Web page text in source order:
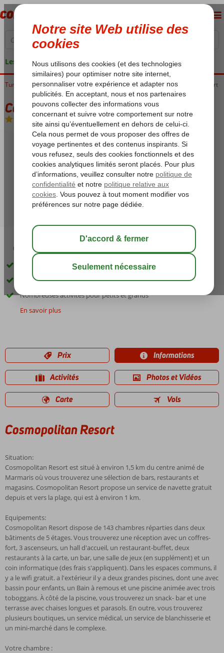
Les garanties de vacances
Turquie Côte Égéenne Marmaris Marmaris-Centrum Cosmopolitan Resort
Cosmopolitan Resort
All Inclusive-Hôtel
03:30 sauver
Deux grandes piscines dont une avec toboggans
Chambres spacieuses et confortables
Nombreuses activités pour petits et grands
En savoir plus
Prix Informations
Activités Photos et Vidéos
Carte Vols
Cosmopolitan Resort
Situation:
Cosmopolitan Resort est situé à environ 1,5 km du centre animé de
Marmaris où vous trouverez une sélection de bars, restaurants et
magasins. Cosmopolitan Resort propose un service de navette gratuit
depuis et vers la plage, qui est à environ 1 km.
Equipements:
Cosmopolitan Resort dispose de 143 chambres réparties dans deux
bâtiments de 5 étages. Vous trouverez une réception avec un coffres-
fort, 3 ascenseurs, un hall d'accueil, un restaurant-buffet, deux
restaurants à la carte, un bar, une salle de jeux (en supplément) et un
coin informatique (des frais s'appliquent). Dans les espaces communs, il
y a le wifi gratuit. a l'extérieur il y a deux grandes piscines, dont une avec
bassin pour enfants, un Bain à remous et une piscine animée avec trois
toboggans. À côté de la piscine, vous trouverez un snack- bar et une
terrasse avec chaises longues et parasols. En outre, vous trouverez
plusieurs boutiques, un service médical, un service de blanchisserie et
un mini-marché dans le complexe.
Votre chambre :